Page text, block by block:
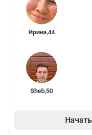
Ирина,44
Sheb,50